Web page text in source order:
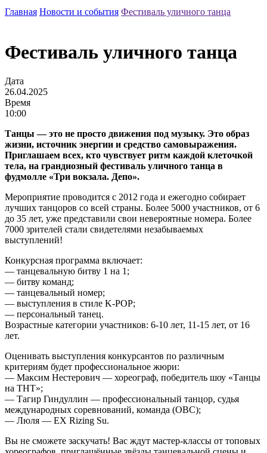
Главная Новости и события Фестиваль уличного танца
Фестиваль уличного танца
Дата
26.04.2025
Время
10:00
Танцы — это не просто движения под музыку. Это образ
жизни, источник энергии и средство самовыражения.
Приглашаем всех, кто чувствует ритм каждой клеточкой
тела, на грандиозный фестиваль уличного танца в
фудмолле «Три вокзала. Депо».
Мероприятие проводится с 2012 года и ежегодно собирает
лучших танцоров со всей страны. Более 5000 участников, от 6
до 35 лет, уже представили свои невероятные номера. Более
7000 зрителей стали свидетелями незабываемых
выступлений!
Конкурсная программа включает:
— танцевальную битву 1 на 1;
— битву команд;
— танцевальный номер;
— выступления в стиле K-POP;
— персональный танец.
Возрастные категории участников: 6-10 лет, 11-15 лет, от 16
лет.
Оценивать выступления конкурсантов по различным
критериям будет профессиональное жюри:
— Максим Нестерович — хореограф, победитель шоу «Танцы
на ТНТ»;
— Тагир Гиндуллин — профессиональный танцор, судья
международных соревнований, команда (OBC);
— Люля — EX Rizing Su.
Вы не сможете заскучать! Вас ждут мастер-классы от топовых